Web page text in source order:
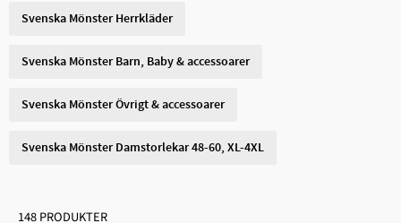
Svenska Mönster Herrkläder
Svenska Mönster Barn, Baby & accessoarer
Svenska Mönster Övrigt & accessoarer
Svenska Mönster Damstorlekar 48-60, XL-4XL
148 PRODUKTER